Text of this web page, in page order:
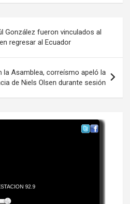
González fueron vinculados al
regresar al Ecuador
la Asamblea, correísmo apeló la
de Niels Olsen durante sesión